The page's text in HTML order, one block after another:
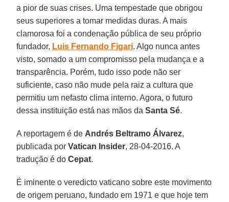
a pior de suas crises. Uma tempestade que obrigou
seus superiores a tomar medidas duras. A mais
clamorosa foi a condenação pública de seu próprio
fundador, Luis Fernando Figari. Algo nunca antes
visto, somado a um compromisso pela mudança e a
transparência. Porém, tudo isso pode não ser
suficiente, caso não mude pela raiz a cultura que
permitiu um nefasto clima interno. Agora, o futuro
dessa instituição está nas mãos daSanta Sé.
A reportagem é de Andrés Beltramo Álvarez,
publicada porVatican Insider, 28-04-2016. A
tradução é doCepat.
É iminente o veredicto vaticano sobre este movimento
de origem peruano, fundado em 1971 e que hoje tem